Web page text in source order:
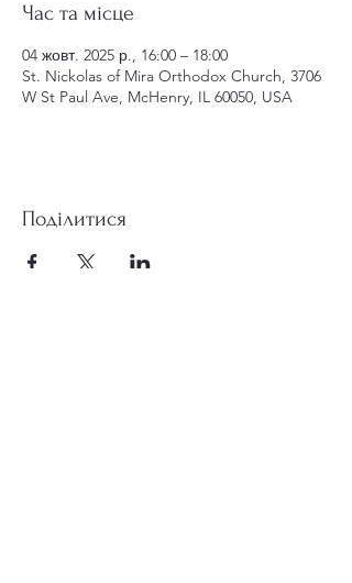
Час та місце
04 жовт. 2025 р., 16:00 – 18:00
St. Nickolas of Mira Orthodox Church, 3706
W St Paul Ave, McHenry, IL 60050, USA
Поділитися